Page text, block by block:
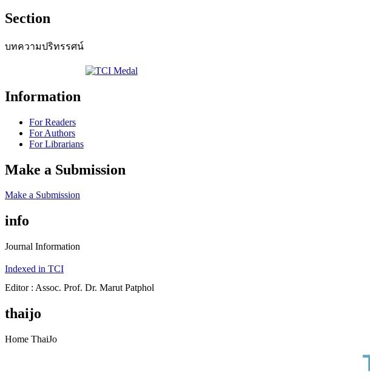
Section
บทความปริทรรศน์
Information
For Readers
For Authors
For Librarians
Make a Submission
Make a Submission
info
Journal Information
Indexed in TCI
Editor : Assoc. Prof. Dr. Marut Patphol
thaijo
Home ThaiJo